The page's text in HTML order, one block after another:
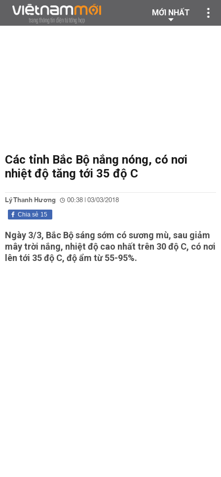
MỚI NHẤT
Các tỉnh Bắc Bộ nắng nóng, có nơi
nhiệt độ tăng tới 35 độ C
Lý Thanh Hương 00:38 | 03/03/2018
15
Chia sẻ
Ngày 3/3, Bắc Bộ sáng sớm có sương mù, sau giảm
mây trời nắng, nhiệt độ cao nhất trên 30 độ C, có nơi
lên tới 35 độ C, độ ẩm từ 55-95%.